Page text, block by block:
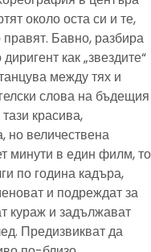
около оста си и те,
правят. Бавно, разбира
как „звездите“
между тях и
слова на бъдещия
красива,
величествена
минути в един филм, то
по година кадъра,
и подреждат за
кураж и задължават
Предизвикват да